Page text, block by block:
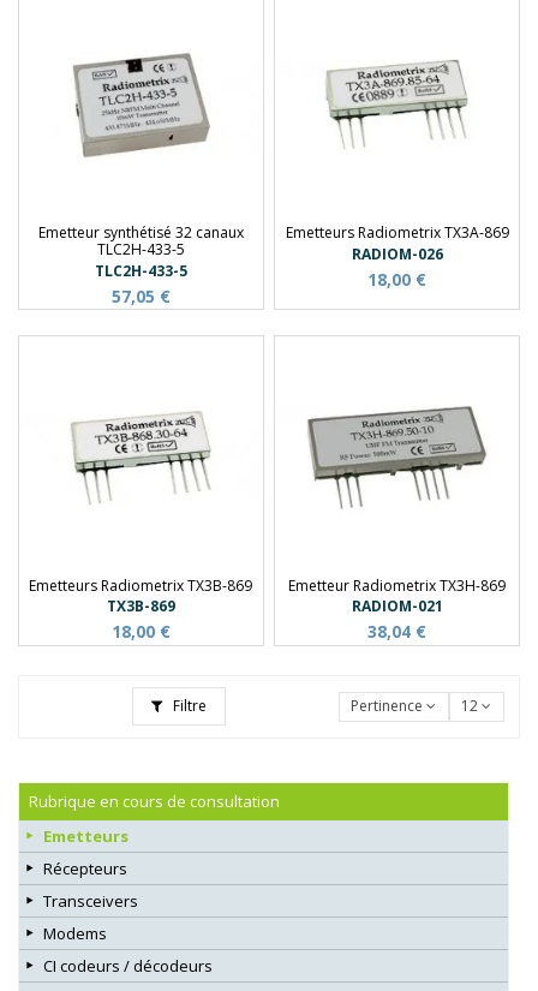
Emetteur synthétisé 32 canaux
TLC2H-433-5
TLC2H-433-5
57,05 €
Emetteurs Radiometrix TX3A-869
RADIOM-026
18,00 €
Emetteurs Radiometrix TX3B-869
TX3B-869
18,00 €
Emetteur Radiometrix TX3H-869
RADIOM-021
38,04 €
Filtre Pertinence 12
Rubrique en cours de consultation
Emetteurs
Récepteurs
Transceivers
Modems
CI codeurs / décodeurs